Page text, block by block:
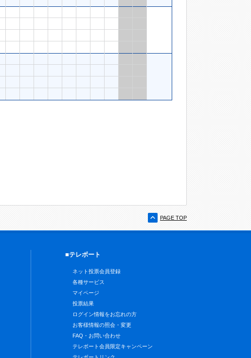
PAGE TOP
■テレボート
ネット投票会員登録
各種サービス
マイページ
投票結果
ログイン情報をお忘れの方
お客様情報の照会・変更
FAQ・お問い合わせ
テレボート会員限定キャンペーン